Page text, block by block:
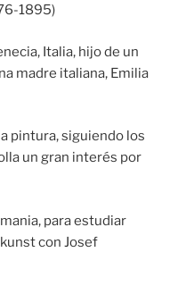
1895)
Italia, hijo de un
madre italiana, Emilia
pintura, siguiendo los
un gran interés por
para estudiar
con Josef